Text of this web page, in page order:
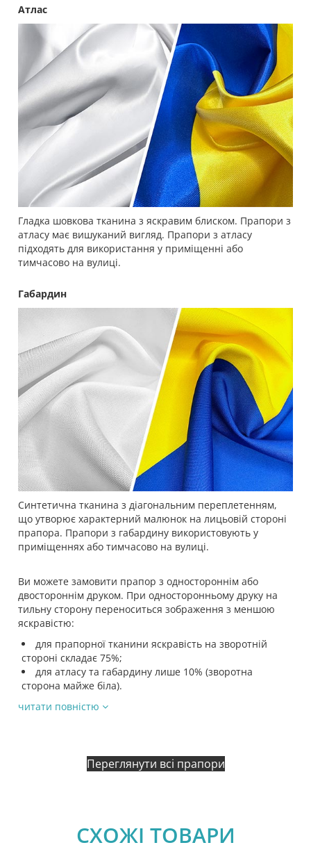
Атлас
Гладка шовкова тканина з яскравим блиском. Прапори з
атласу має вишуканий вигляд. Прапори з атласу
підходять для використання у приміщенні або
тимчасово на вулиці.
Габардин
Синтетична тканина з діагональним переплетенням,
що утворює характерний малюнок на лицьовій стороні
прапора. Прапори з габардину використовують у
приміщеннях або тимчасово на вулиці.
Ви можете замовити прапор з одностороннім або
двостороннім друком. При односторонньому друку на
тильну сторону переноситься зображення з меншою
яскравістю:
для прапорної тканини яскравість на зворотній
стороні складає 75%;
для атласу та габардину лише 10% (зворотна
сторона майже біла).
читати повністю
Переглянути всі прапори
СХОЖІ ТОВАРИ